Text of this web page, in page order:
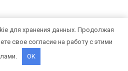
всегда зависит от
диагностирования. На основе
для хранения данных. Продолжая
свое согласие на работу с этими
OK